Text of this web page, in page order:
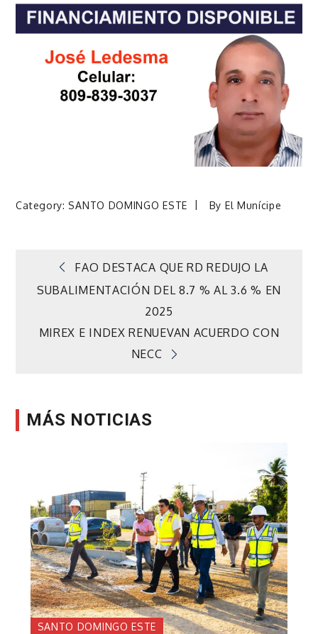
Category: SANTO DOMINGO ESTE By El Munícipe
Navegación
entradas
FAO DESTACA QUE RD REDUJO LA
SUBALIMENTACIÓN DEL 8.7 % AL 3.6 % EN
2025
MIREX E INDEX RENUEVAN ACUERDO CON
NECC
MÁS NOTICIAS
SANTO DOMINGO ESTE